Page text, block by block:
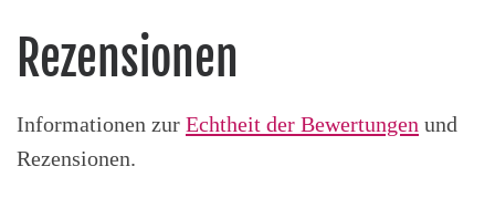
Rezensionen
Informationen zur Echtheit der Bewertungen und
Rezensionen.